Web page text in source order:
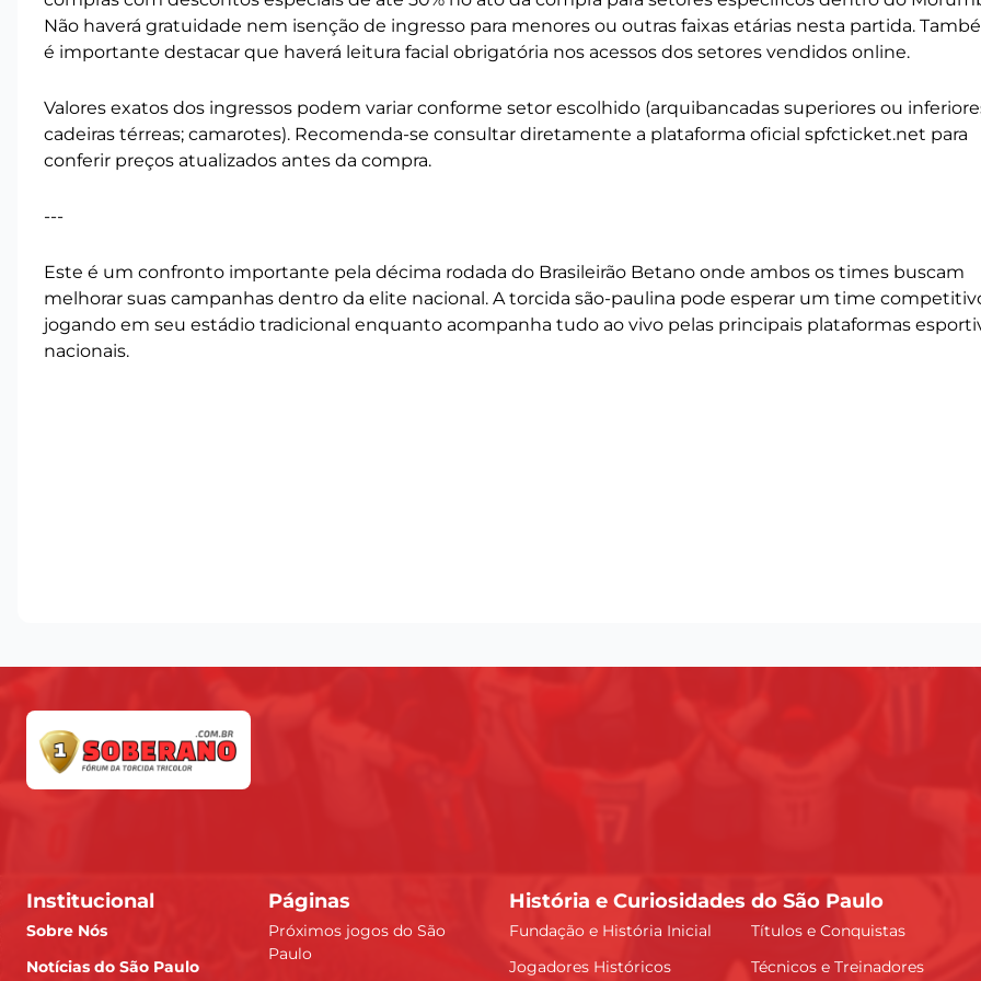
Não haverá gratuidade nem isenção de ingresso para menores ou outras faixas etárias nesta partida.
é importante destacar que haverá leitura facial obrigatória nos acessos dos setores vendidos online.
Valores exatos dos ingressos podem variar conforme setor escolhido (arquibancadas superiores ou
cadeiras térreas; camarotes). Recomenda-se consultar diretamente a plataforma oficial spfcticket.net para
conferir preços atualizados antes da compra.
---
Este é um confronto importante pela décima rodada do Brasileirão Betano onde ambos os times buscam
melhorar suas campanhas dentro da elite nacional. A torcida são-paulina pode esperar um time
jogando em seu estádio tradicional enquanto acompanha tudo ao vivo pelas principais plataformas
nacionais.
Institucional
Sobre Nós
Notícias do São Paulo
Páginas
Próximos jogos do São
Paulo
História e Curiosidades do São Paulo
Fundação e História Inicial
Títulos e Conquistas
Jogadores Históricos
Técnicos e Treinadores